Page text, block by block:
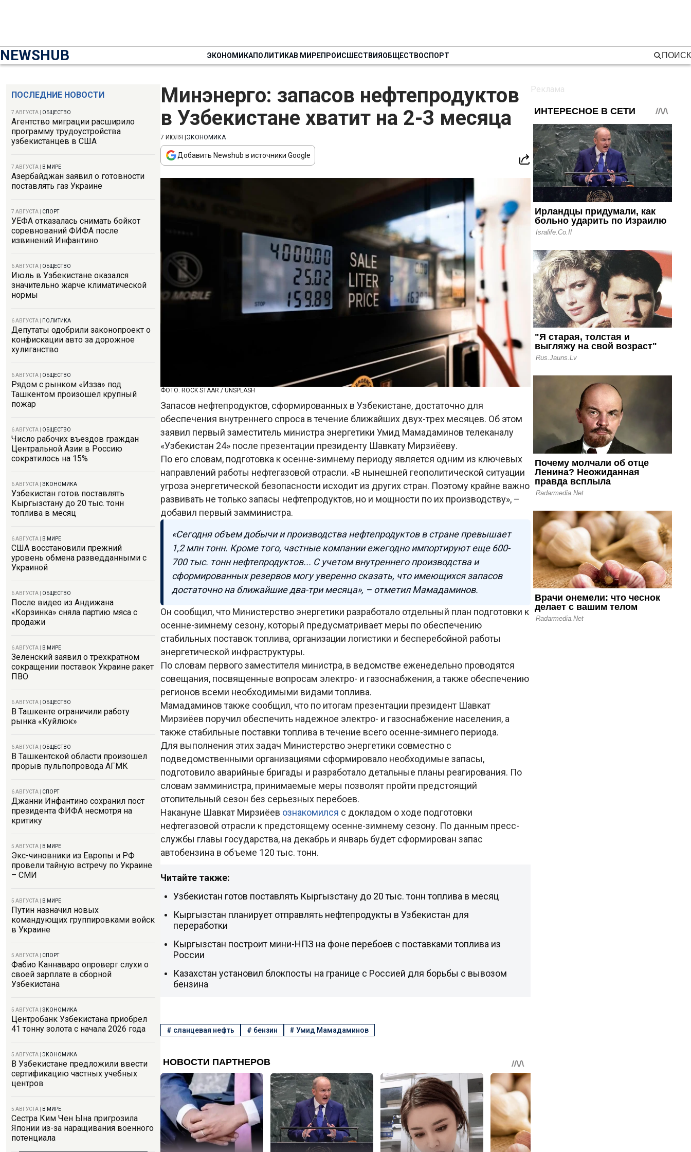
NEWSHUB ЭКОНОМИКАПОЛИТИКАВ МИРЕПРОИСШЕСТВИЯОБЩЕСТВОСПОРТ ПОИСК
ПОСЛЕДНИЕ НОВОСТИ
7 АВГУСТА ОБЩЕСТВО
Агентство миграции расширило
программу трудоустройства
узбекистанцев в США
7 АВГУСТА В МИРЕ
Азербайджан заявил о готовности
поставлять газ Украине
7 АВГУСТА СПОРТ
УЕФА отказалась снимать бойкот
соревнований ФИФА после
извинений Инфантино
6 АВГУСТА ОБЩЕСТВО
Июль в Узбекистане оказался
значительно жарче климатической
нормы
6 АВГУСТА ПОЛИТИКА
Депутаты одобрили законопроект о
конфискации авто за дорожное
хулиганство
6 АВГУСТА ОБЩЕСТВО
Рядом с рынком «Изза» под
Ташкентом произошел крупный
пожар
6 АВГУСТА ОБЩЕСТВО
Число рабочих въездов граждан
Центральной Азии в Россию
сократилось на 15%
6 АВГУСТА ЭКОНОМИКА
Узбекистан готов поставлять
Кыргызстану до 20 тыс. тонн
топлива в месяц
6 АВГУСТА В МИРЕ
США восстановили прежний
уровень обмена разведданными с
Украиной
6 АВГУСТА ОБЩЕСТВО
После видео из Андижана
«Корзинка» сняла партию мяса с
продажи
6 АВГУСТА В МИРЕ
Зеленский заявил о трехкратном
сокращении поставок Украине ракет
ПВО
6 АВГУСТА ОБЩЕСТВО
В Ташкенте ограничили работу
рынка «Куйлюк»
6 АВГУСТА ОБЩЕСТВО
В Ташкентской области произошел
прорыв пульпопровода АГМК
6 АВГУСТА СПОРТ
Джанни Инфантино сохранил пост
президента ФИФА несмотря на
критику
5 АВГУСТА В МИРЕ
Экс-чиновники из Европы и РФ
провели тайную встречу по Украине
– СМИ
5 АВГУСТА В МИРЕ
Путин назначил новых
командующих группировками войск
в Украине
5 АВГУСТА СПОРТ
Фабио Каннаваро опроверг слухи о
своей зарплате в сборной
Узбекистана
5 АВГУСТА ЭКОНОМИКА
Центробанк Узбекистана приобрел
41 тонну золота с начала 2026 года
5 АВГУСТА ЭКОНОМИКА
В Узбекистане предложили ввести
сертификацию частных учебных
центров
5 АВГУСТА В МИРЕ
Сестра Ким Чен Ына пригрозила
Японии из-за наращивания военного
потенциала
Минэнерго: запасов нефтепродуктов
в Узбекистане хватит на 2-3 месяца
7 ИЮЛЯ ЭКОНОМИКА
Добавить Newshub в источники Google
ФОТО: ROCK STAAR / UNSPLASH
Запасов нефтепродуктов, сформированных в Узбекистане, достаточно для
обеспечения внутреннего спроса в течение ближайших двух-трех месяцев. Об этом
заявил первый заместитель министра энергетики Умид Мамадаминов телеканалу
«Узбекистан 24» после презентации президенту Шавкату Мирзиёеву.
По его словам, подготовка к осенне-зимнему периоду является одним из ключевых
направлений работы нефтегазовой отрасли. «В нынешней геополитической ситуации
угроза энергетической безопасности исходит из других стран. Поэтому крайне важно
развивать не только запасы нефтепродуктов, но и мощности по их производству», –
добавил первый замминистра.
«Сегодня объем добычи и производства нефтепродуктов в стране превышает
1,2 млн тонн. Кроме того, частные компании ежегодно импортируют еще 600-
700 тыс. тонн нефтепродуктов... С учетом внутреннего производства и
сформированных резервов могу уверенно сказать, что имеющихся запасов
достаточно на ближайшие два-три месяца», – отметил Мамадаминов.
Он сообщил, что Министерство энергетики разработало отдельный план подготовки к
осенне-зимнему сезону, который предусматривает меры по обеспечению
стабильных поставок топлива, организации логистики и бесперебойной работы
энергетической инфраструктуры.
По словам первого заместителя министра, в ведомстве еженедельно проводятся
совещания, посвященные вопросам электро- и газоснабжения, а также обеспечению
регионов всеми необходимыми видами топлива.
Мамадаминов также сообщил, что по итогам презентации президент Шавкат
Мирзиёев поручил обеспечить надежное электро- и газоснабжение населения, а
также стабильные поставки топлива в течение всего осенне-зимнего периода.
Для выполнения этих задач Министерство энергетики совместно с
подведомственными организациями сформировало необходимые запасы,
подготовило аварийные бригады и разработало детальные планы реагирования. По
словам замминистра, принимаемые меры позволят пройти предстоящий
отопительный сезон без серьезных перебоев.
Накануне Шавкат Мирзиёев ознакомился с докладом о ходе подготовки
нефтегазовой отрасли к предстоящему осенне-зимнему сезону. По данным пресс-
службы главы государства, на декабрь и январь будет сформирован запас
автобензина в объеме 120 тыс. тонн.
Читайте также:
Узбекистан готов поставлять Кыргызстану до 20 тыс. тонн топлива в месяц
Кыргызстан планирует отправлять нефтепродукты в Узбекистан для
переработки
Кыргызстан построит мини-НПЗ на фоне перебоев с поставками топлива из
России
Казахстан установил блокпосты на границе с Россией для борьбы с вывозом
бензина
# сланцевая нефть # бензин #Умид Мамадаминов